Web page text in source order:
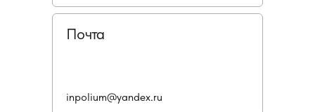
Почта
inpolium@yandex.ru